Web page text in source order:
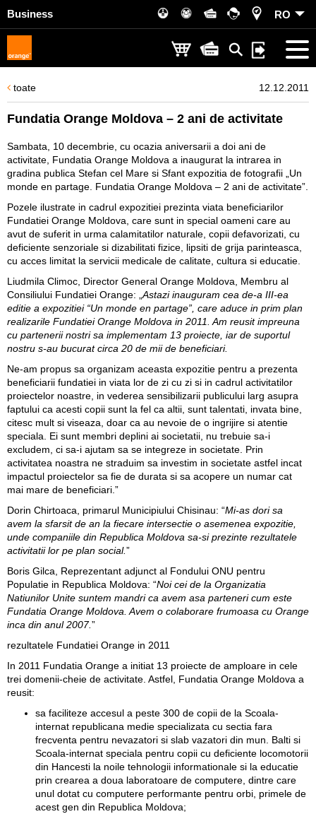
Business RO
toate 12.12.2011
Fundatia Orange Moldova – 2 ani de activitate
Sambata, 10 decembrie, cu ocazia aniversarii a doi ani de
activitate, Fundatia Orange Moldova a inaugurat la intrarea in
gradina publica Stefan cel Mare si Sfant expozitia de fotografii „Un
monde en partage. Fundatia Orange Moldova – 2 ani de activitate”.
Pozele ilustrate in cadrul expozitiei prezinta viata beneficiarilor
Fundatiei Orange Moldova, care sunt in special oameni care au
avut de suferit in urma calamitatilor naturale, copii defavorizati, cu
deficiente senzoriale si dizabilitati fizice, lipsiti de grija parinteasca,
cu acces limitat la servicii medicale de calitate, cultura si educatie.
Liudmila Climoc, Director General Orange Moldova, Membru al
Consiliului Fundatiei Orange: „ Astazi inauguram cea de-a III-ea
editie a expozitiei “Un monde en partage”, care aduce in prim plan
realizarile Fundatiei Orange Moldova in 2011. Am reusit impreuna
cu partenerii nostri sa implementam 13 proiecte, iar de suportul
nostru s-au bucurat circa 20 de mii de beneficiari.
Ne-am propus sa organizam aceasta expozitie pentru a prezenta
beneficiarii fundatiei in viata lor de zi cu zi si in cadrul activitatilor
proiectelor noastre, in vederea sensibilizarii publicului larg asupra
faptului ca acesti copii sunt la fel ca altii, sunt talentati, invata bine,
citesc mult si viseaza, doar ca au nevoie de o ingrijire si atentie
speciala. Ei sunt membri deplini ai societatii, nu trebuie sa-i
excludem, ci sa-i ajutam sa se integreze in societate. Prin
activitatea noastra ne straduim sa investim in societate astfel incat
impactul proiectelor sa fie de durata si sa acopere un numar cat
mai mare de beneficiari.”
Dorin Chirtoaca, primarul Municipiului Chisinau: “Mi-as dori sa
avem la sfarsit de an la fiecare intersectie o asemenea expozitie,
unde companiile din Republica Moldova sa-si prezinte rezultatele
activitatii lor pe plan social.”
Boris Gilca, Reprezentant adjunct al Fondului ONU pentru
Populatie in Republica Moldova: “Noi cei de la Organizatia
Natiunilor Unite suntem mandri ca avem asa parteneri cum este
Fundatia Orange Moldova. Avem o colaborare frumoasa cu Orange
inca din anul 2007.”
rezultatele Fundatiei Orange in 2011
In 2011 Fundatia Orange a initiat 13 proiecte de amploare in cele
trei domenii-cheie de activitate. Astfel, Fundatia Orange Moldova a
reusit:
sa faciliteze accesul a peste 300 de copii de la Scoala-
internat republicana medie specializata cu sectia fara
frecventa pentru nevazatori si slab vazatori din mun. Balti si
Scoala-internat speciala pentru copii cu deficiente locomotorii
din Hancesti la noile tehnologii informationale si la educatie
prin crearea a doua laboratoare de computere, dintre care
unul dotat cu computere performante pentru orbi, primele de
acest gen din Republica Moldova;